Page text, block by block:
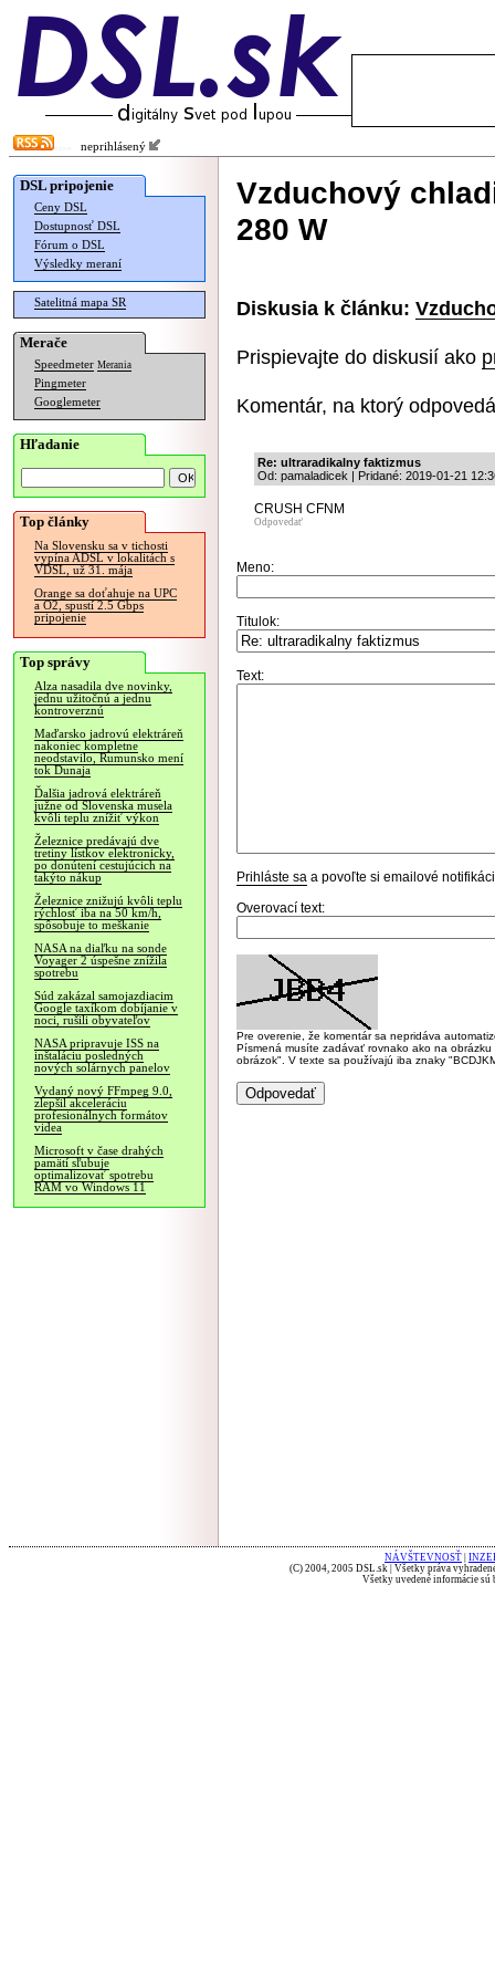
neprihlásený
DSL pripojenie
Ceny DSL
Dostupnosť DSL
Fórum o DSL
Výsledky meraní
Satelitná mapa SR
Merače
Speedmeter Merania
Pingmeter
Googlemeter
Hľadanie
Top články
Na Slovensku sa v tichosti
vypína ADSL v lokalitách s
VDSL, už 31. mája
Orange sa doťahuje na UPC
a O2, spustí 2.5 Gbps
pripojenie
Top správy
Alza nasadila dve novinky,
jednu užitočnú a jednu
kontroverznú
Maďarsko jadrovú elektráreň
nakoniec kompletne
neodstavilo, Rumunsko mení
tok Dunaja
Ďalšia jadrová elektráreň
južne od Slovenska musela
kvôli teplu znížiť výkon
Železnice predávajú dve
tretiny lístkov elektronicky,
po donútení cestujúcich na
takýto nákup
Železnice znižujú kvôli teplu
rýchlosť iba na 50 km/h,
spôsobuje to meškanie
NASA na diaľku na sonde
Voyager 2 úspešne znížila
spotrebu
Súd zakázal samojazdiacim
Google taxíkom dobíjanie v
noci, rušili obyvateľov
NASA pripravuje ISS na
inštaláciu posledných
nových solárnych panelov
Vydaný nový FFmpeg 9.0,
zlepšil akceleráciu
profesionálnych formátov
videa
Microsoft v čase drahých
pamätí sľubuje
optimalizovať spotrebu
RAM vo Windows 11
Vzduchový
280 W
Diskusia k článku:
Prispievajte do diskusií ako
Komentár, na ktorý
Re: ultraradikalny faktizmus
Od: pamaladicek | Pridané: 2019-01-21
CRUSH CFNM
Odpovedať
Meno:
Titulok:
Text:
Prihláste sa a povoľte si emailové
Overovací text:
Pre overenie, že komentár sa nepridáva
Písmená musíte zadávať rovnako ako na
obrázok". V texte sa používajú iba znaky
NÁVŠTEVNOSŤ
(C) 2004, 2005 DSL.sk | Všetky práva
Všetky uvedené informácie sú